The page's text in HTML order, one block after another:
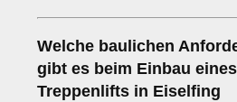
Welche baulichen
gibt es beim Einbau eines
Treppenlifts in Eiselfing